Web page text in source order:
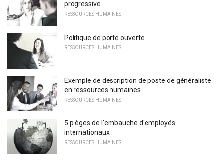
progressive
RESSOURCES HUMAINES
Politique de porte ouverte
RESSOURCES HUMAINES
Exemple de description de poste de généraliste
en ressources humaines
RESSOURCES HUMAINES
5 pièges de l'embauche d'employés
internationaux
RESSOURCES HUMAINES